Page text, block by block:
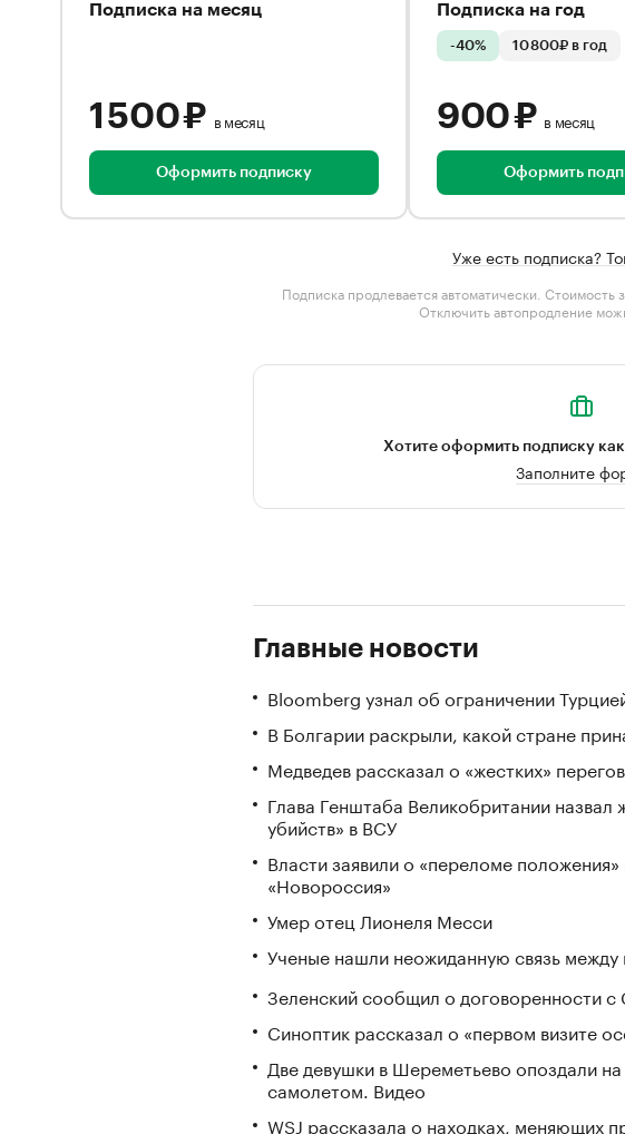
Подписка на месяц
1 500 ₽ в месяц
Оформить подписку
Подписка на год
-40% 10 800₽ в год
900 ₽ в месяц
Оформить
Уже есть подписка?
Подписка продлевается автоматически. Стоимость
Отключить автопродление
Хотите оформить подписку
Заполните
Главные новости
Bloomberg узнал об ограничении
В Болгарии раскрыли, какой стране
Медведев рассказал о «жестких»
Глава Генштаба Великобритании назвал
убийств» в ВСУ
Власти заявили о «переломе
«Новороссия»
Умер отец Лионеля Месси
Ученые нашли неожиданную связь
Зеленский сообщил о договоренности
Синоптик рассказал о «первом визите
Две девушки в Шереметьево опоздали
самолетом. Видео
WSJ рассказала о находках, меняющих